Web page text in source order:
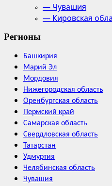
— Чувашия
— Кировская
Регионы
Башкирия
Марий Эл
Мордовия
Нижегородская область
Оренбургская область
Пермский край
Самарская область
Свердловская область
Татарстан
Удмуртия
Челябинская область
Чувашия